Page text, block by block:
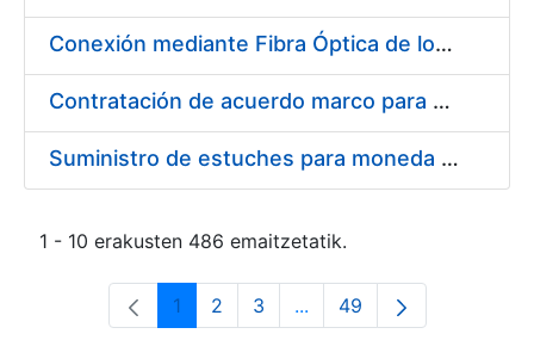
Conexión mediante Fibra Óptica de los Centros de Proceso de Datos (CPDs) de las sedes de la FNMT-RCM de Burgos y Madrid
Contratación de acuerdo marco para el Suministro de Material de Electricidad para la Fábrica Nacional de Moneda y Timbre-Real Casa de la Moneda en su centro de trabajo de Burgos
Suministro de estuches para moneda de 30 €
1 - 10 erakusten 486 emaitzetatik.
Orrialdea
1 Orrialdea
2 Orrialdea
3 ...Intermediate Pages Use
Orrialdea
49